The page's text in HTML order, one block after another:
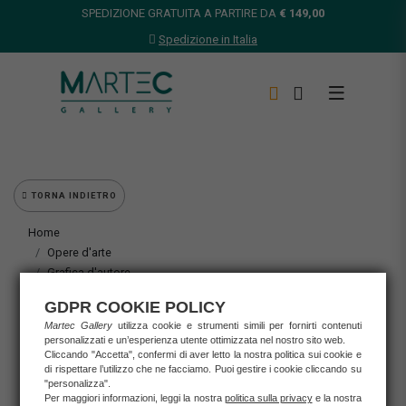
SPEDIZIONE GRATUITA A PARTIRE DA € 149,00
Spedizione in Italia
TORNA INDIETRO
Home
Opere d'arte
Grafica d'autore
Marco Lodola - (MOMENTS OF GLORY) Serigrafia "Velocity in
white"
GDPR COOKIE POLICY
Martec Gallery utilizza cookie e strumenti simili per fornirti contenuti
personalizzati e un’esperienza utente ottimizzata nel nostro sito web.
Cliccando "Accetta", confermi di aver letto la nostra politica sui cookie e
di rispettare l’utilizzo che ne facciamo. Puoi gestire i cookie cliccando su
"personalizza".
Per maggiori informazioni, leggi la nostra politica sulla privacye la nostra